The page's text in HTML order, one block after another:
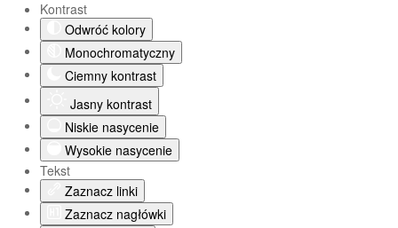
Kontrast
Odwróć kolory
Monochromatyczny
Ciemny kontrast
Jasny kontrast
Niskie nasycenie
Wysokie nasycenie
Tekst
Zaznacz linki
Zaznacz nagłówki